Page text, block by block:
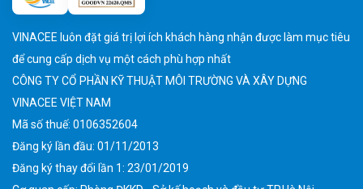
VINACEE luôn đặt giá trị lợi ích khách hàng nhận được làm mục tiêu
để cung cấp dịch vụ một cách phù hợp nhất
CÔNG TY CỔ PHẦN KỸ THUẬT MÔI TRƯỜNG VÀ XÂY DỰNG
VINACEE VIỆT NAM
Mã số thuế: 0106352604
Đăng ký lần đầu: 01/11/2013
Đăng ký thay đổi lần 1: 23/01/2019